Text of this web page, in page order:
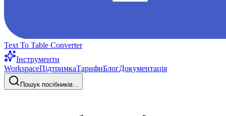
Text To Table Converter
Інструменти
WorkspaceПідтримкаТарифиБлогДокументація
Пошук посібників...